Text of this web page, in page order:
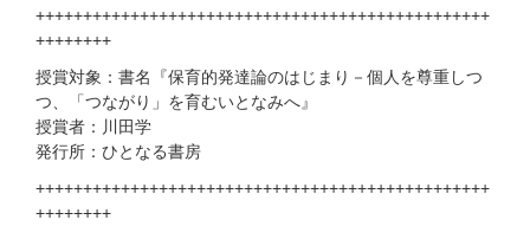
++++++++++++++++++++++++++++++++++++++++++++++++
++++++++
授賞対象：書名『保育的発達論のはじまり－個人を尊重しつ
つ、「つながり」を育むいとなみへ』
授賞者：川田学
発行所：ひとなる書房
++++++++++++++++++++++++++++++++++++++++++++++++
++++++++